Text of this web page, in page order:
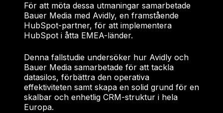
För att möta dessa utmaningar samarbetade
Bauer Media med Avidly, en framstående
HubSpot-partner, för att implementera
HubSpot i åtta EMEA-länder.
Denna fallstudie undersöker hur Avidly och
Bauer Media samarbetade för att tackla
datasilos, förbättra den operativa
effektiviteten samt skapa en solid grund för en
skalbar och enhetlig CRM-struktur i hela
Europa.